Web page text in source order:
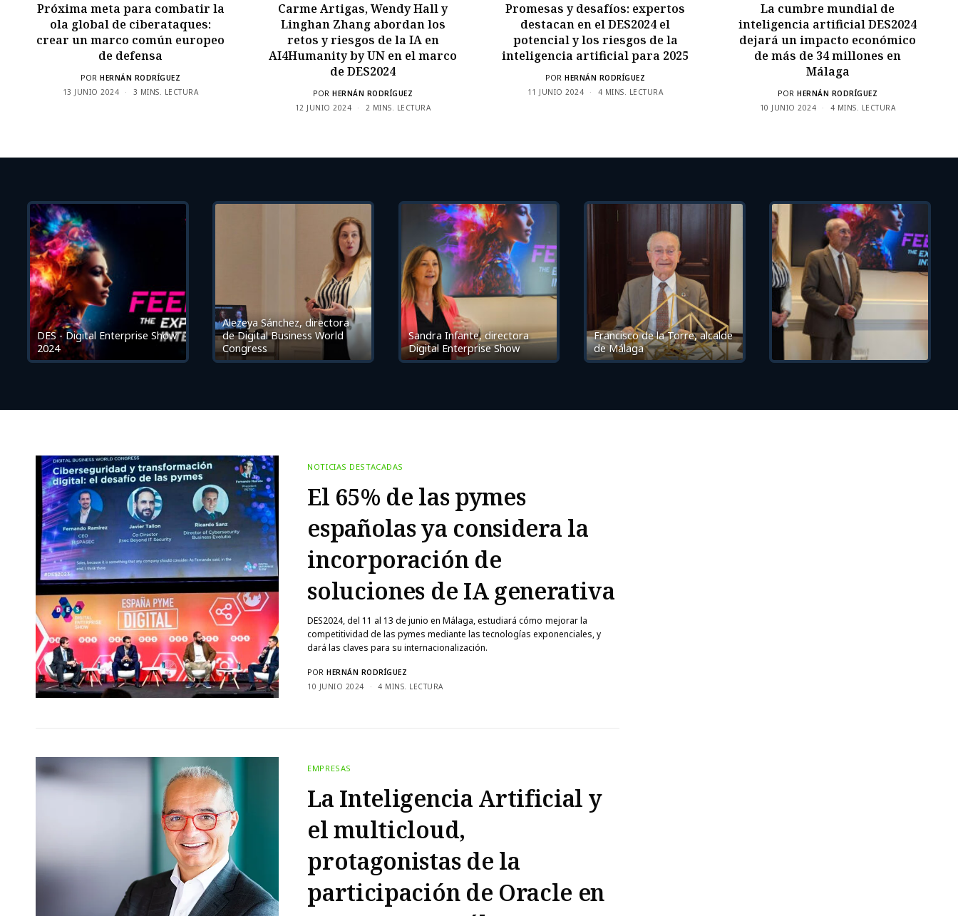
Próxima meta para combatir la
ola global de ciberataques:
crear un marco común europeo
de defensa
POR HERNÁN RODRÍGUEZ
13 JUNIO 2024
3 MINS. LECTURA
Carme Artigas, Wendy Hall y
Linghan Zhang abordan los
retos y riesgos de la IA en
AI4Humanity by UN en el marco
de DES2024
POR HERNÁN RODRÍGUEZ
12 JUNIO 2024
2 MINS. LECTURA
Promesas y desafíos: expertos
destacan en el DES2024 el
potencial y los riesgos de la
inteligencia artificial para 2025
POR HERNÁN RODRÍGUEZ
11 JUNIO 2024
4 MINS. LECTURA
La cumbre mundial de
inteligencia artificial DES2024
dejará un impacto económico
de más de 34 millones en
Málaga
POR HERNÁN RODRÍGUEZ
10 JUNIO 2024
4 MINS. LECTURA
DES - Digital Enterprise Show
2024
Alezeya Sánchez, directora
de Digital Business World
Congress
Sandra Infante, directora
Digital Enterprise Show
Francisco de la Torre, alcalde
de Málaga
NOTICIAS DESTACADAS
El 65% de las pymes
españolas ya considera la
incorporación de
soluciones de IA generativa
DES2024, del 11 al 13 de junio en Málaga, estudiará cómo mejorar la
competitividad de las pymes mediante las tecnologías exponenciales, y
dará las claves para su internacionalización.
POR HERNÁN RODRÍGUEZ
10 JUNIO 2024
4 MINS. LECTURA
EMPRESAS
La Inteligencia Artificial y
el multicloud,
protagonistas de la
participación de Oracle en